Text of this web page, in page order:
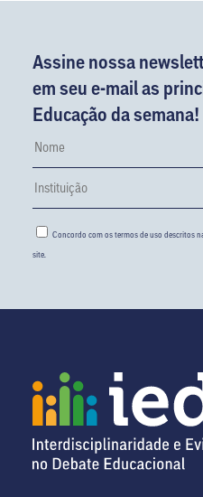
Assine nossa
em seu e-mail as
Educação da semana!
Concordo com os termos de uso descritos
site.